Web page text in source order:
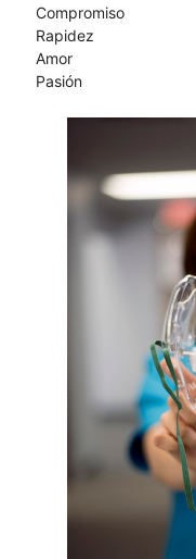
Compromiso
Rapidez
Amor
Pasión